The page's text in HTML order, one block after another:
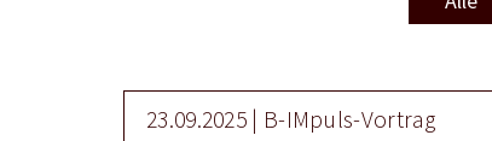
23.09.2025 | B-IMpuls-Vortrag